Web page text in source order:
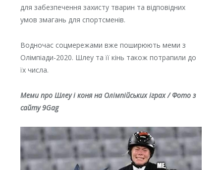
для забезпечення захисту тварин та відповідних
умов змагань для спортсменів.
Водночас соцмережами вже поширюють меми з
Олімпіади-2020. Шлеу та її кінь також потрапили до
їх числа.
Меми про Шлеу і коня на Олімпійських іграх / Фото з
сайту 9Gag